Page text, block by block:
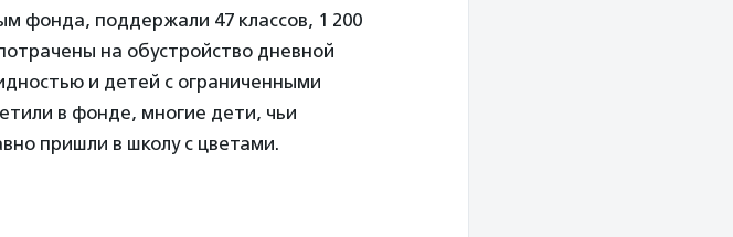
фонда, поддержали 47 классов, 1 200
на обустройство дневной
и детей с ограниченными
в фонде, многие дети, чьи
пришли в школу с цветами.